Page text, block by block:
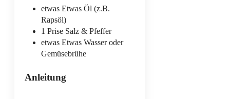
etwas Etwas Öl (z.B.
Rapsöl)
1 Prise Salz & Pfeffer
etwas Etwas Wasser oder
Gemüsebrühe
Anleitung